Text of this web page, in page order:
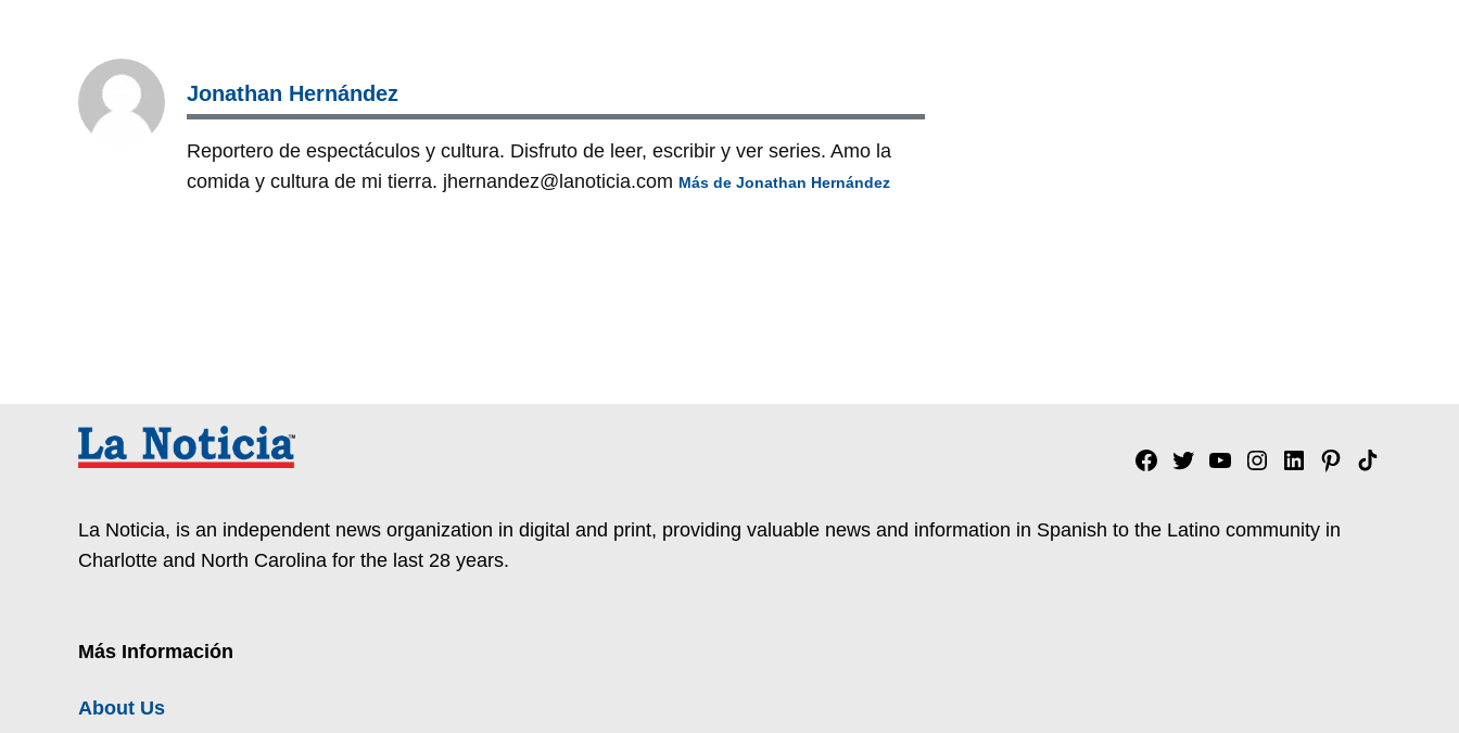
Jonathan Hernández
Reportero de espectáculos y cultura. Disfruto de leer, escribir y ver series. Amo la
comida y cultura de mi tierra. jhernandez@lanoticia.com Más de Jonathan Hernández
Facebook
TwitterYouTubeInstagram
Linkedin
Pinterest
Tik
La Noticia, is an independent news organization in digital and print, providing valuable news and information in Spanish to the Latino community in
Charlotte and North Carolina for the last 28 years.
Más Información
About Us